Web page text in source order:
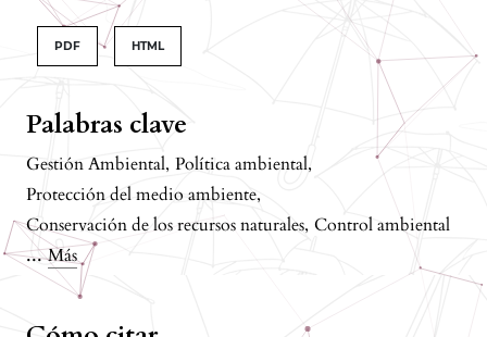
Palabras clave
Gestión Ambiental, Política ambiental,
Protección del medio ambiente,
Conservación de los recursos naturales, Control ambiental
... Más
PDF HTML